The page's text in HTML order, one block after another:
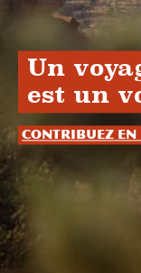
Un
est un
Contribuez